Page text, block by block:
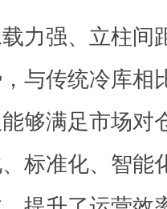
力强、立柱间
与传统冷库相
够满足市场对
标准化、智能